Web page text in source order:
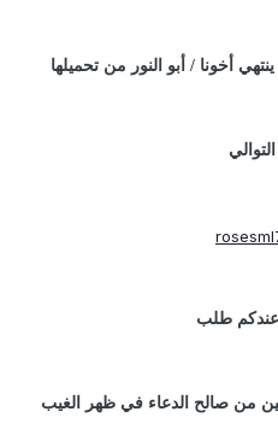
أخونا / أبو النور من تحميلها
طلب
من صالح الدعاء في ظهر الغيب